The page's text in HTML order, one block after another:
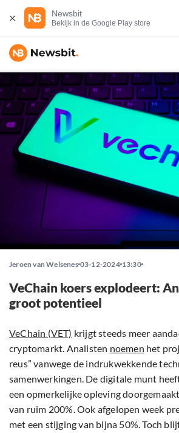
Newsbit
Bekijk in de Google Play store
Jeroen van Welsenes 03-12-2024 13:30
VeChain koers explodeert:
groot potentieel
VeChain (VET) krijgt steeds meer
cryptomarkt. Analisten noemen het
reus” vanwege de indrukwekkende
samenwerkingen. De digitale munt
een opmerkelijke opleving
van ruim 200%. Ook afgelopen week
met een stijging van bijna 50%. Toch